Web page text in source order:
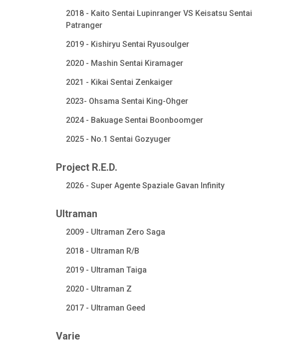
2018 - Kaito Sentai Lupinranger VS Keisatsu Sentai
Patranger
2019 - Kishiryu Sentai Ryusoulger
2020 - Mashin Sentai Kiramager
2021 - Kikai Sentai Zenkaiger
2023- Ohsama Sentai King-Ohger
2024 - Bakuage Sentai Boonboomger
2025 - No.1 Sentai Gozyuger
Project R.E.D.
2026 - Super Agente Spaziale Gavan Infinity
Ultraman
2009 - Ultraman Zero Saga
2018 - Ultraman R/B
2019 - Ultraman Taiga
2020 - Ultraman Z
2017 - Ultraman Geed
Varie